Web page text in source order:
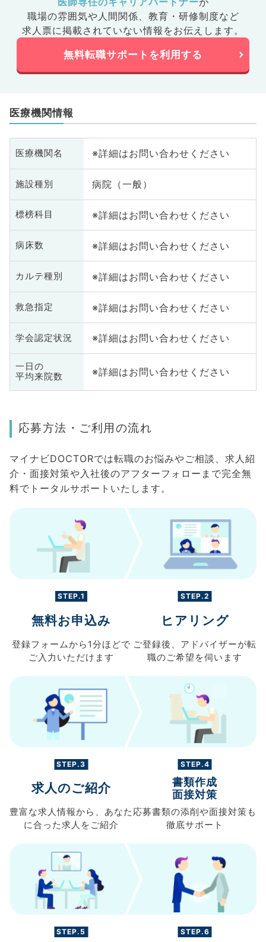
職場の雰囲気や人間関係、 教育・研修制度など
求人票に掲載されていない情報をお伝えします。
無料転職サポートを利用する
医療機関情報
医療機関名 ※詳細はお問い合わせください
施設種別 病院（一般）
標榜科目 ※詳細はお問い合わせください
病床数 ※詳細はお問い合わせください
カルテ種別 ※詳細はお問い合わせください
救急指定 ※詳細はお問い合わせください
学会認定状況 ※詳細はお問い合わせください
一日の
平均来院数
※詳細はお問い合わせください
応募方法・ご利用の流れ
マイナビDOCTORでは転職のお悩みやご相談、求人紹
介・面接対策や入社後のアフターフォローまで完全無
料でトータルサポートいたします。
STEP.1
無料お申込み
登録フォームから 1分ほどで
ご入力 いただけます
STEP.2
ヒアリング
ご登録後、 アドバイザーが転
職のご希望を伺います
STEP.3
求人のご紹介
豊富な求人情報から、 あなた
に合った求人を ご紹介
STEP.4
書類作成
面接対策
応募書類の添削や面接対策も
徹底サポート
STEP.5 STEP.6